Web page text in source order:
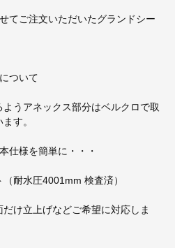
てご注文いただいたグランドシー
ついて
うアネックス部分はベルクロで取
す。
仕様を簡単に・・・
耐水圧4001mm 検査済）
だけ立上げなどご希望に対応しま